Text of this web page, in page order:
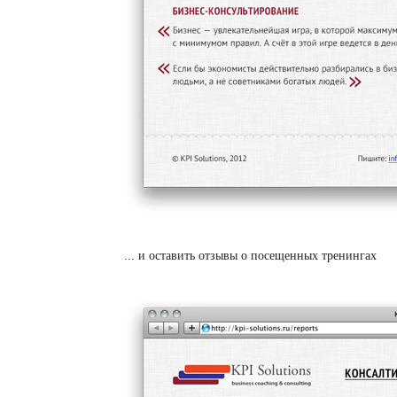
... и оставить отзывы о посещенных тренингах